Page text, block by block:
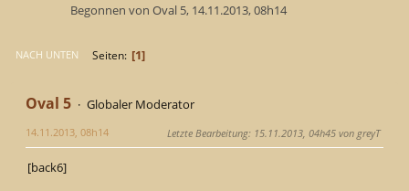
Begonnen von Oval 5, 14.11.2013, 08h14
NACH UNTEN Seiten 1
Oval 5 Globaler Moderator
14.11.2013, 08h14 Letzte Bearbeitung: 15.11.2013, 04h45 von greyT
[back6]